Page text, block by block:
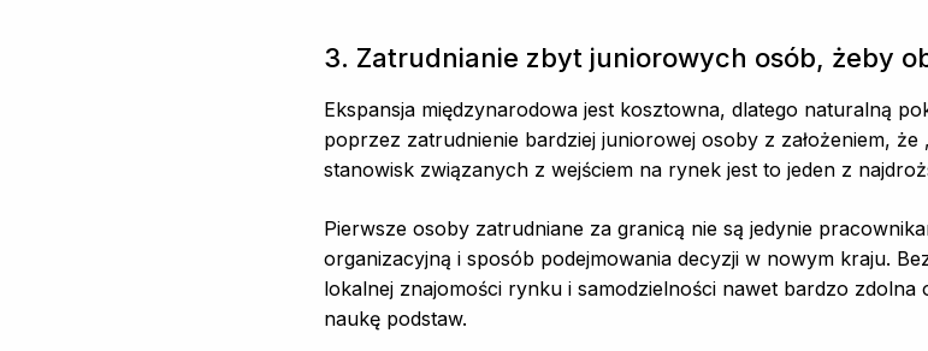
3. Zatrudnianie zbyt juniorowych osób, żeby
Ekspansja międzynarodowa jest kosztowna, dlatego naturalną
poprzez zatrudnienie bardziej juniorowej osoby z założeniem,
stanowisk związanych z wejściem na rynek jest to jeden z
Pierwsze osoby zatrudniane za granicą nie są jedynie
organizacyjną i sposób podejmowania decyzji w nowym kraju.
lokalnej znajomości rynku i samodzielności nawet bardzo zdolna
naukę podstaw.